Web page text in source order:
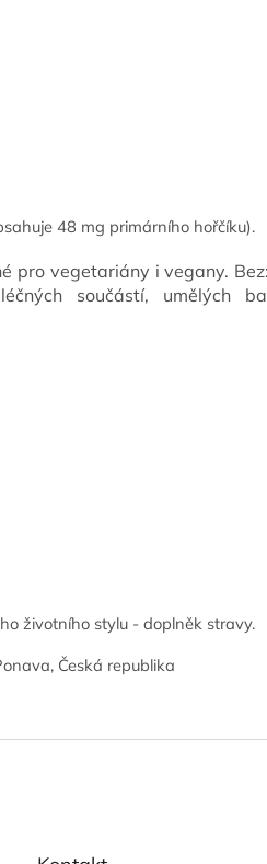
48 mg primárního hořčíku).
pro vegetariány i vegany.
součástí, umělých
životního stylu - doplněk stravy.
Česká republika